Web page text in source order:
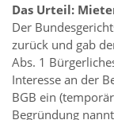
Das Urteil:
Der
zurück und gab
Abs. 1
Interesse an der
BGB ein
Begründung